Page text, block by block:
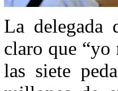
La delegada
claro que “yo
las siete